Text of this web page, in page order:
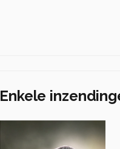
Enkele